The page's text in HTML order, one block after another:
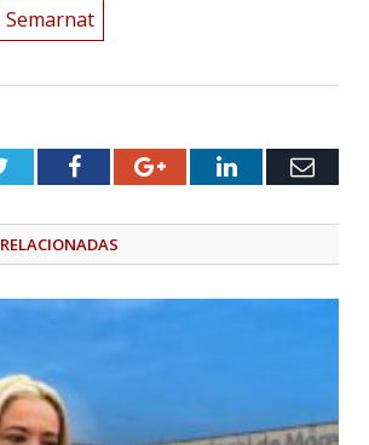
Semarnat
TwitterFacebookGoogle+LinkedIn
RELACIONADAS